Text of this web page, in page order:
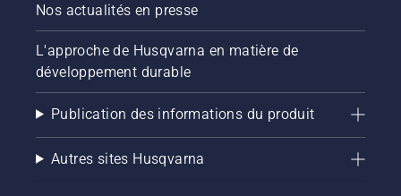
Nos actualités en presse
L'approche de Husqvarna en matière de
développement durable
Publication des informations du produit
Autres sites Husqvarna